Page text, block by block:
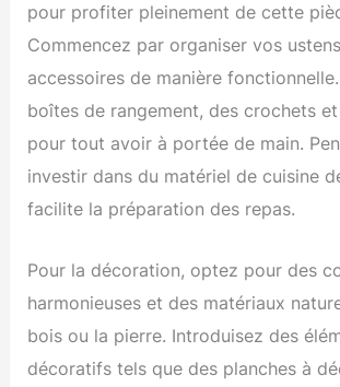
pour profiter pleinement de cette
Commencez par organiser vos
accessoires de manière
boîtes de rangement, des crochets
pour tout avoir à portée de main.
investir dans du matériel de cuisine
facilite la préparation des repas.
Pour la décoration, optez pour des
harmonieuses et des matériaux
bois ou la pierre. Introduisez des
décoratifs tels que des planches à